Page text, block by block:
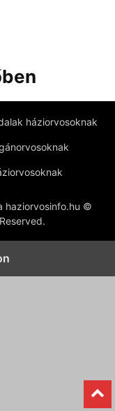
háziorvosoknak
haziorvosinfo.hu ©